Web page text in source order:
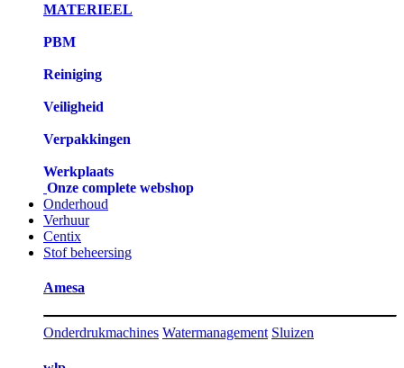
MATERIEEL
PBM
Reiniging
Veiligheid
Verpakkingen
Werkplaats
Onze complete webshop
Onderhoud
Verhuur
Centix
Stof beheersing
Amesa
Onderdrukmachines Watermanagement Sluizen